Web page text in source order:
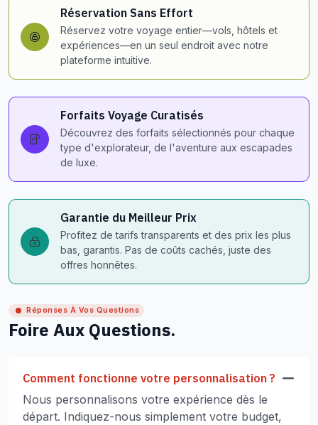
Réservation Sans Effort
Réservez votre voyage entier—vols, hôtels et
expériences—en un seul endroit avec notre
plateforme intuitive.
Forfaits Voyage Curatisés
Découvrez des forfaits sélectionnés pour chaque
type d'explorateur, de l'aventure aux escapades
de luxe.
Garantie du Meilleur Prix
Profitez de tarifs transparents et des prix les plus
bas, garantis. Pas de coûts cachés, juste des
offres honnêtes.
Réponses À Vos Questions
Foire Aux Questions.
Comment fonctionne votre personnalisation ?
Nous personnalisons votre expérience dès le
départ. Indiquez-nous simplement votre budget,